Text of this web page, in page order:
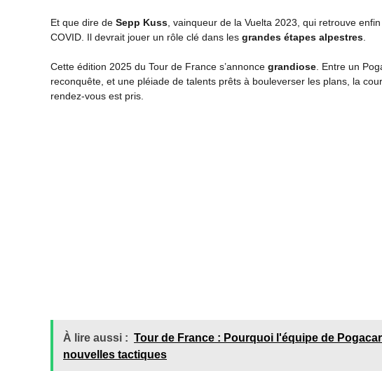
Et que dire de Sepp Kuss, vainqueur de la Vuelta 2023, qui retrouve
COVID. Il devrait jouer un rôle clé dans les grandes étapes alpestres.
Cette édition 2025 du Tour de France s’annonce grandiose. Entre un
reconquête, et une pléiade de talents prêts à bouleverser les plans, la
rendez-vous est pris.
À lire aussi : Tour de France : Pourquoi l'équipe de
nouvelles tactiques